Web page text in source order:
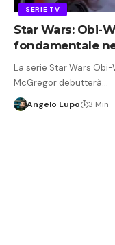
SERIE TV
Star Wars: Obi-
fondamentale
La serie Star Wars
McGregor debutterà…
Angelo Lupo 3 Min